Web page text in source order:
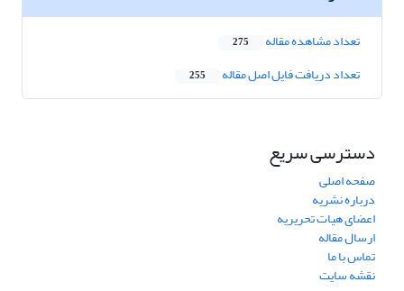
تعداد مشاهده مقاله 275
تعداد دریافت فایل اصل مقاله 255
دسترسی سریع
صفحه اصلی
درباره نشریه
اعضای هیات تحریریه
ارسال مقاله
تماس با ما
نقشه سایت